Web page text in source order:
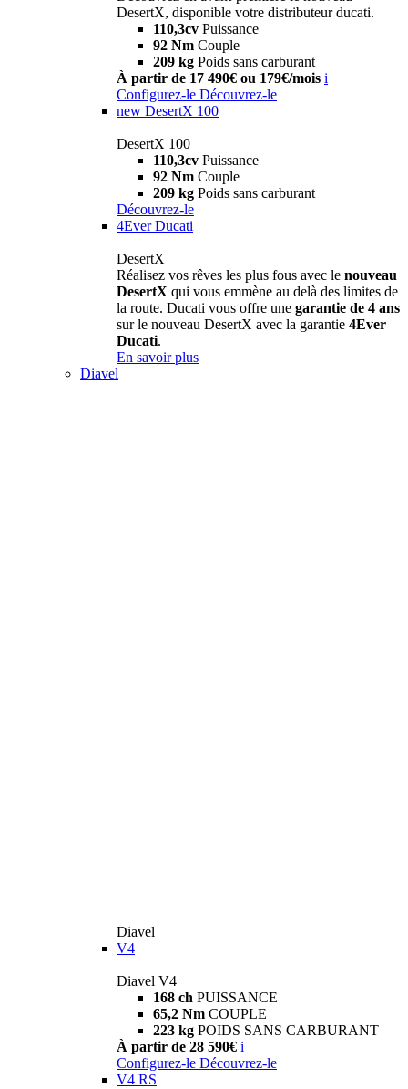
DesertX, disponible votre distributeur ducati.
110,3cv Puissance
92 Nm Couple
209 kg Poids sans carburant
À partir de 17 490€ ou 179€/mois i
Configurez-le Découvrez-le
new DesertX 100
DesertX 100
110,3cv Puissance
92 Nm Couple
209 kg Poids sans carburant
Découvrez-le
4Ever Ducati
DesertX
Réalisez vos rêves les plus fous avec le nouveau
DesertX qui vous emmène au delà des limites de
la route. Ducati vous offre une garantie de 4 ans
sur le nouveau DesertX avec la garantie 4Ever
Ducati.
En savoir plus
Diavel
Diavel
V4
Diavel V4
168 ch PUISSANCE
65,2 Nm COUPLE
223 kg POIDS SANS CARBURANT
À partir de 28 590€ i
Configurez-le Découvrez-le
V4 RS